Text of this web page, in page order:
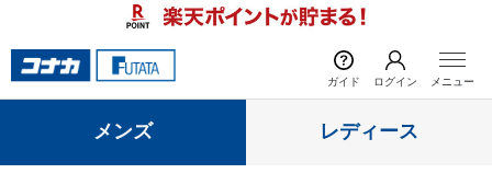
前の画像
ガイド ログイン メニュー
メンズ レディース